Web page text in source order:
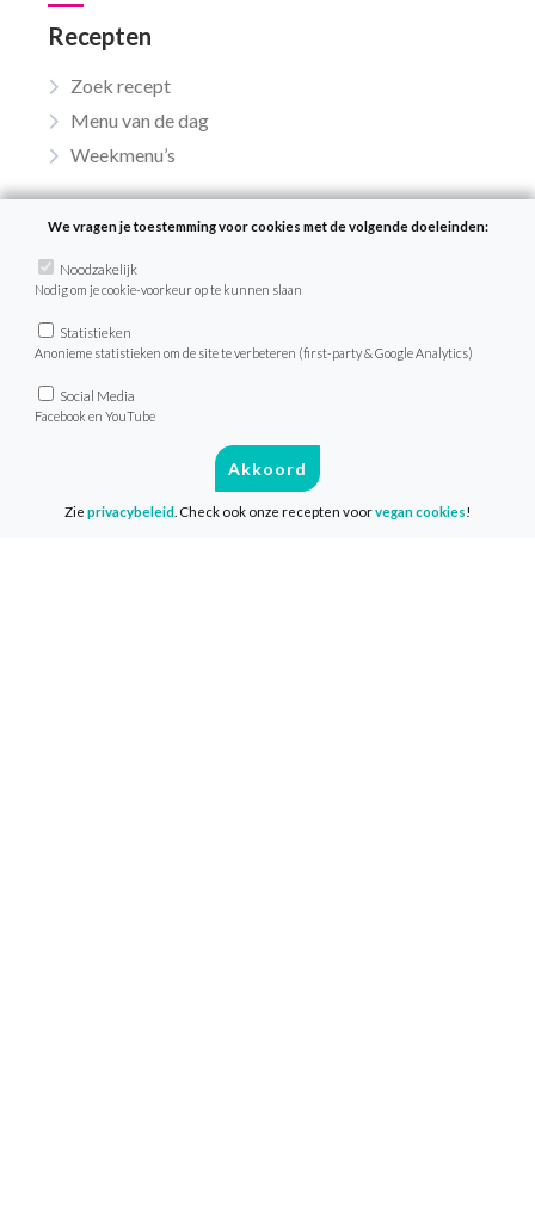
Recepten
Zoek recept
Menu van de dag
Weekmenu’s
Over de VeganChallenge
Veelgestelde vragen
Media & Pers
We vragen je toestemming voor cookies met de volgende doeleinden:
Noodzakelijk
Nodig om je cookie-voorkeur op te kunnen slaan
Statistieken
Anonieme statistieken om de site te verbeteren (first-party & Google Analytics)
Social Media
Facebook en YouTube
Akkoord
Zie privacybeleid . Check ook onze recepten voorvegan cookies!